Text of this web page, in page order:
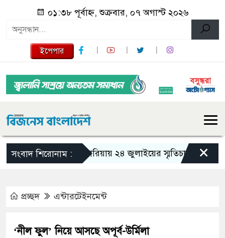
০১:৩৮ পূর্বাহ্ন, শুক্রবার, ০৭ অগাস্ট ২০২৬
ইপেপার
সংবাদ শিরোনাম :গজারিয়ায় ২৪ জুলাইয়ের স্মৃতিচারণ: গুমের×
প্রচ্ছদ এন্টারটেইনমেন্ট
‘নীল ফুল’ নিয়ে আসছে অপূর্ব-উর্মিলা